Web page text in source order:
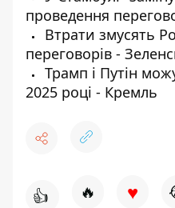
проведення
Втрати змусять
переговорів -
Трамп і Путін
2025 році - Кремль
👍 🔥 ♥